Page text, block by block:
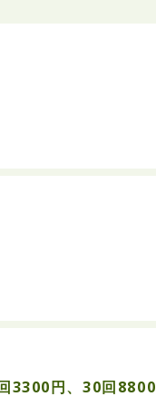
3300円、30回8800